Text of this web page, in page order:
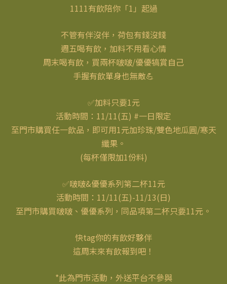
1111有飲陪你「1」起過
不管有伴沒伴，荷包有錢沒錢
週五喝有飲，加料不用看心情
周末喝有飲，買兩杯啵啵/優優犒賞自己
手握有飲單身也無敵💪
✅加料只要1元
活動時間：11/11(五) #一日限定
至門市購買任一飲品，即可用1元加珍珠/雙色地瓜圓/寒天
纖果。
(每杯僅限加1份料)
✅啵啵&優優系列第二杯11元
活動時間：11/11(五)-11/13(日)
至門市購買啵啵、優優系列，同品項第二杯只要11元。
快tag你的有飲好夥伴
這周末來有飲報到吧！
*此為門市活動，外送平台不參與